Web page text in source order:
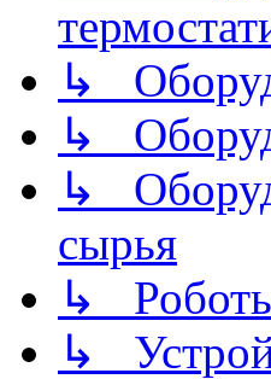
↳
↳
↳
сырья
↳ Роботы
↳